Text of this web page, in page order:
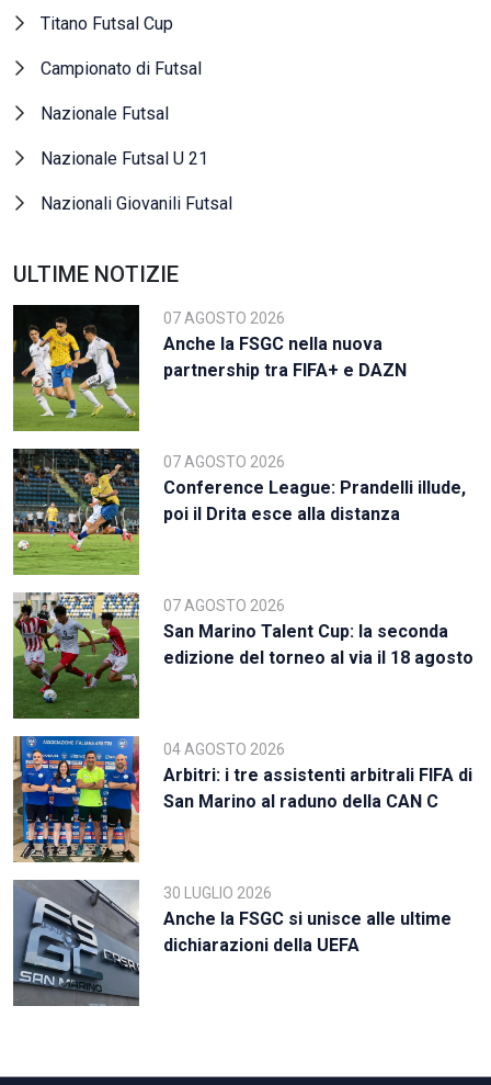
Titano Futsal Cup
Campionato di Futsal
Nazionale Futsal
Nazionale Futsal U 21
Nazionali Giovanili Futsal
ULTIME NOTIZIE
07 AGOSTO 2026
Anche la FSGC nella nuova
partnership tra FIFA+ e DAZN
07 AGOSTO 2026
Conference League: Prandelli illude,
poi il Drita esce alla distanza
07 AGOSTO 2026
San Marino Talent Cup: la seconda
edizione del torneo al via il 18 agosto
04 AGOSTO 2026
Arbitri: i tre assistenti arbitrali FIFA di
San Marino al raduno della CAN C
30 LUGLIO 2026
Anche la FSGC si unisce alle ultime
dichiarazioni della UEFA